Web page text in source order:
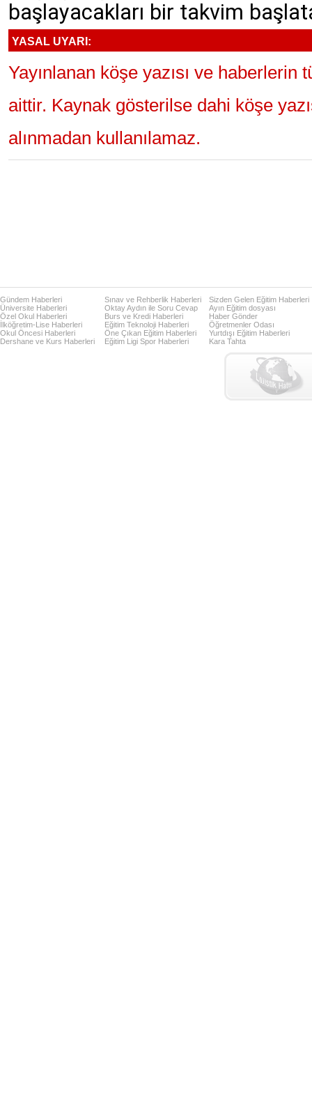
başlayacakları bir takvim
YASAL UYARI:
Yayınlanan köşe yazısı ve haberlerin
aittir. Kaynak gösterilse dahi köşe
alınmadan kullanılamaz.
Gündem Haberleri
Üniversite Haberleri
Özel Okul Haberleri
İlköğretim-Lise Haberleri
Okul Öncesi Haberleri
Dershane ve Kurs Haberleri
Sınav ve Rehberlik Haberleri
Oktay Aydın ile Soru Cevap
Burs ve Kredi Haberleri
Eğitim Teknoloji Haberleri
Öne Çıkan Eğitim Haberleri
Eğitim Ligi Spor Haberleri
Sizden Gelen Eğitim Haberleri
Ayın Eğitim dosyası
Haber Gönder
Öğretmenler Odası
Yurtdışı Eğitim Haberleri
Kara Tahta